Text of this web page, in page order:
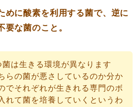
めに酸素を利用する菌で、逆に
要な菌のこと。
菌は生きる環境が異なります
らの菌が悪さしているのか分か
でそれぞれが生きれる専門のボ
れて菌を培養していくというわ